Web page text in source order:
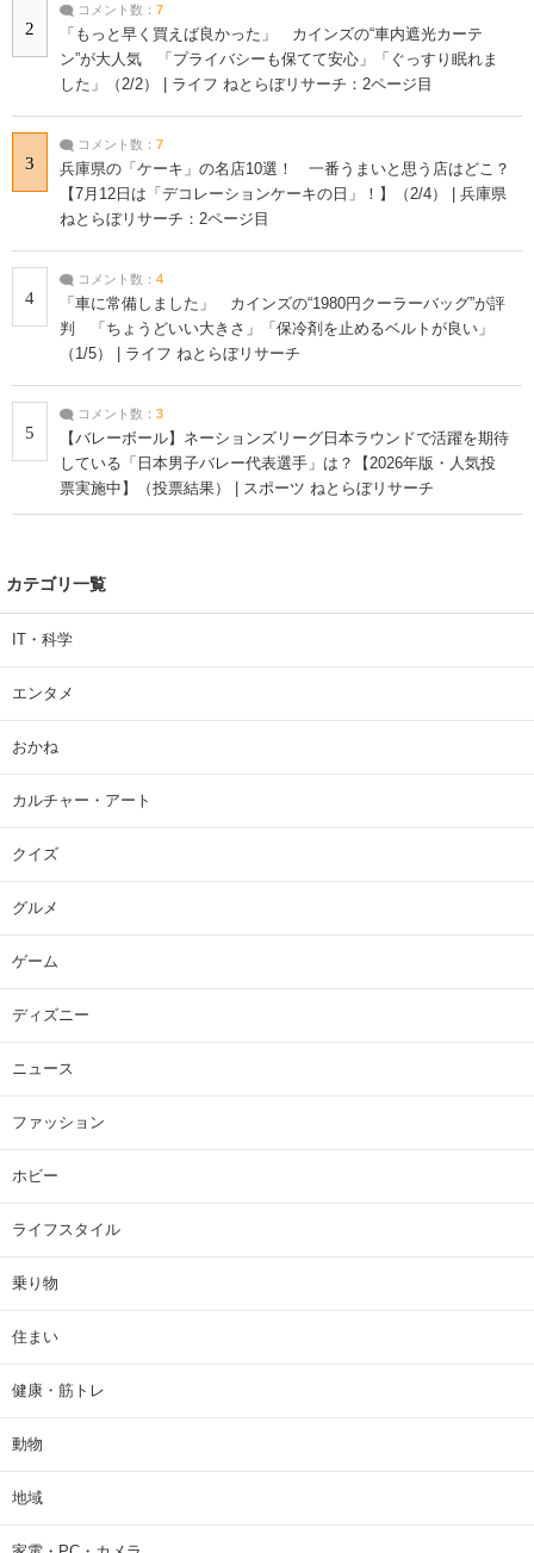
2
コメント数： 7
「もっと早く買えば良かった」 カインズの“車内遮光カーテ
ン”が大人気 「プライバシーも保てて安心」「ぐっすり眠れま
した」（2/2） | ライフ ねとらぼリサーチ：2ページ目
3
コメント数： 7
兵庫県の「ケーキ」の名店10選！ 一番うまいと思う店はどこ？
【7月12日は「デコレーションケーキの日」！】（2/4） | 兵庫県
ねとらぼリサーチ：2ページ目
4
コメント数： 4
「車に常備しました」 カインズの“1980円クーラーバッグ”が評
判 「ちょうどいい大きさ」「保冷剤を止めるベルトが良い」
（1/5） | ライフ ねとらぼリサーチ
5
コメント数： 3
【バレーボール】ネーションズリーグ日本ラウンドで活躍を期待
している「日本男子バレー代表選手」は？【2026年版・人気投
票実施中】（投票結果） | スポーツ ねとらぼリサーチ
カテゴリ一覧
IT・科学
エンタメ
おかね
カルチャー・アート
クイズ
グルメ
ゲーム
ディズニー
ニュース
ファッション
ホビー
ライフスタイル
乗り物
住まい
健康・筋トレ
動物
地域